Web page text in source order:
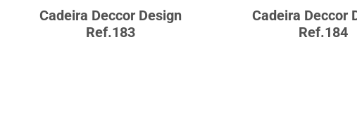
Cadeira Deccor Design
Ref.183
Cadeira Deccor
Ref.184